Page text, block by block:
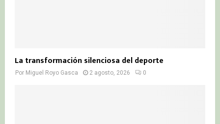
La transformación silenciosa del deporte
Por Miguel Royo Gasca 2 agosto, 2026 0